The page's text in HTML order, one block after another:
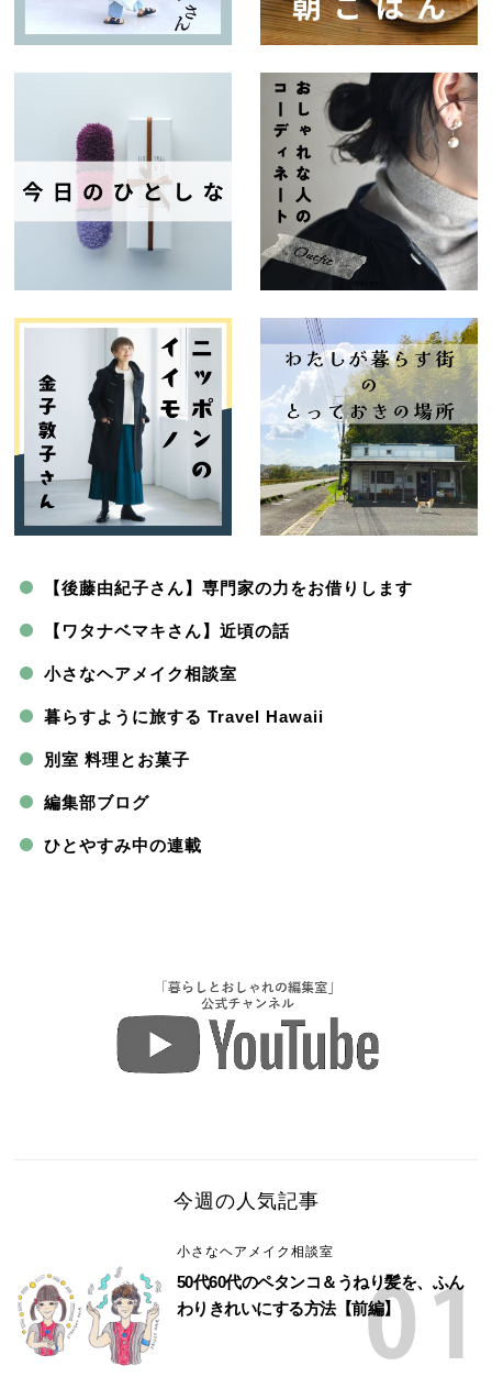
【後藤由紀子さん】専門家の力をお借りします
【ワタナベマキさん】近頃の話
小さなヘアメイク相談室
暮らすように旅する Travel Hawaii
別室 料理とお菓子
編集部ブログ
ひとやすみ中の連載
今週の人気記事
小さなヘアメイク相談室
50代60代のペタンコ＆うねり髪を、ふん
わりきれいにする方法【前編】